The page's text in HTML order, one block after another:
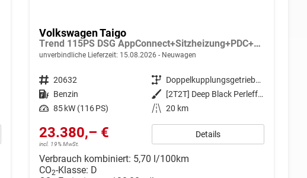
Volkswagen Taigo
Trend 115PS DSG AppConnect+Sitzheizung+PDC+Alu16+LED+DAB+FrontAssist
unverbindliche Lieferzeit: 15.08.2026 Neuwagen
Fahrzeugnr. 20632 Getriebe
Doppelkupplungsgetriebe (DSG)
Kraftstoff Benzin Außenfarbe
[2T2T] Deep Black Perleffekt
Leistung 85 kW (116 PS) Kilometerstand 20 km
23.380,– €
incl. 19% MwSt.
Details
Verbrauch kombiniert: 5,70 l/100km
CO2-Klasse: D